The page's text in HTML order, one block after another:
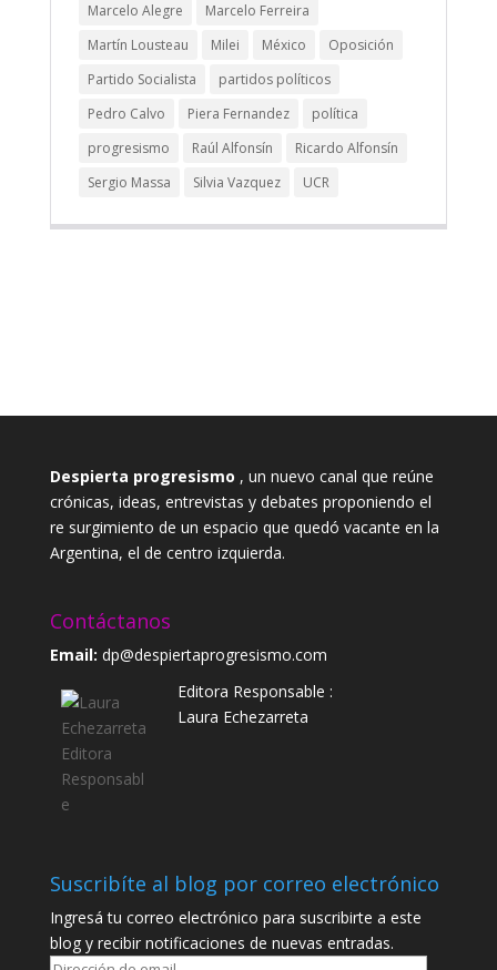
Marcelo Alegre
Marcelo Ferreira
Martín Lousteau
Milei México
Oposición
Partido Socialista
partidos políticos
Pedro Calvo
Piera Fernandez
política
progresismo
Raúl Alfonsín
Ricardo Alfonsín
Sergio Massa
Silvia Vazquez UCR
Despierta progresismo , un nuevo canal que reúne
crónicas, ideas, entrevistas y debates proponiendo el
re surgimiento de un espacio que quedó vacante en la
Argentina, el de centro izquierda.
Contáctanos
Email: dp@despiertaprogresismo.com
Editora Responsable :
Laura Echezarreta
Suscribíte al blog por correo electrónico
Ingresá tu correo electrónico para suscribirte a este
blog y recibir notificaciones de nuevas entradas.